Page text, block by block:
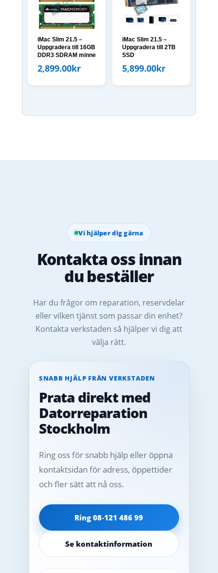
iMac Slim 21.5 –
Uppgradera till 16GB
DDR3 SDRAM minne
2,899.00kr
iMac Slim 21.5 –
Uppgradera till 2TB
SSD
5,899.00kr
Vi hjälper dig gärna
Kontakta oss innan
du beställer
Har du frågor om reparation, reservdelar
eller vilken tjänst som passar din enhet?
Kontakta verkstaden så hjälper vi dig att
välja rätt.
SNABB HJÄLP FRÅN VERKSTADEN
Prata direkt med
Datorreparation
Stockholm
Ring oss för snabb hjälp eller öppna
kontaktsidan för adress, öppettider
och fler sätt att nå oss.
Ring 08‑121 486 99
Se kontaktinformation